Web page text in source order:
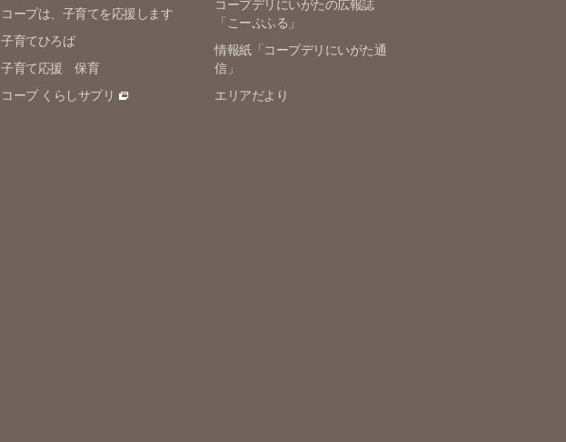
コープは、子育てを応援します
子育てひろば
子育て応援 保育
コープ くらしサプリ
コープデリにいがたの広報誌
「こーぷふる」
情報紙「コープデリにいがた通
信」
エリアだより